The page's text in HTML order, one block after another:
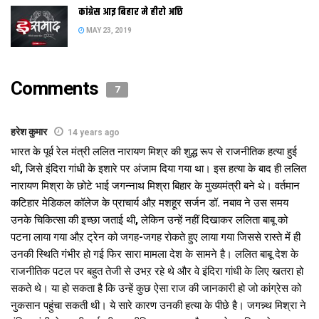
स्थानांतरित कएल गेल। बाद मे एकरा तीसहजारी कोर्ट आनल गेल। जाही
ठाम रोज सुनवाई भ रहल अछि।
सात जनवरी, 1975 कए दर्ज एहि मामलाक सुनवाई तीस हजारी कोर्ट मे कहबा
बढि़ सकल अछि। 1300 हजार पन्ना लिखबाक बावजूद इ आई धरि तय नहि
भ सकल, जे ललित नारायण मिश्रक हत्या के आ किया केलक। पिछला 36
निधन भ चुकल अछि। 17 दिसंबर, 1979 स दिल्ली क तीसहजारी कोर्ट मे
एकर सुनवाई चलि रहल अछि। एहि स पहिने एकर सुनवाई पटना मे चलि रहल
छल। पटना मे भेल सुनवाई क दौरान बचाव पक्ष क मात्र तीन टा गवाहक
गवाही भेल छल।
एहि मामला मे एखन धरि करीब 170 गोटे अपन गवाही द चुकल अछि। एहि मे
जनवरी 1994 स 2002 क बीच कुल आठ टा मे स पांच टा मुख्य आरोपित क
गवाही भेल। एहि मे संतोष आनंद, सुधोव, गोपालजी, अतेश आनंद आ रंजन
द्विवेदी प्रमुख छथि। पत्रकार आ पूर्व मंत्री अरुण शौरीक तक क गवाही
भेल। ओ 1975 मे एहि मामला स संबंधित दू टा आलेख इंडियन एक्सप्रेस मे
लिखने रहथि। एना करि कए अधिकतर गवाह एहि मामला मे कोनो खुलासा
कांग्रेस आइ बिहार मे हीरो अछि
MAY 23, 2019
Comments 7
हरेश कुमार 14 years ago
भारत के पूर्व रेल मंत्री ललित नारायण मिश्र की शुद्ध रूप से राजनीतिक हत्या हुई
थी, जिसे इंदिरा गांधी के इशारे पर अंजाम दिया गया था। इस हत्या के बाद ही ललित
नारायण मिश्रा के छोटे भाई जगन्नाथ मिश्रा बिहार के मुख्यमंत्री बने थे। वर्तमान
कटिहार मेडिकल कॉलेज के प्राचार्य औऱ मशहूर सर्जन डॉ. नबाव ने उस समय
उनके चिकित्सा की इच्छा जताई थी, लेकिन उन्हें नहीं दिखाकर ललिता बाबू को
पटना लाया गया औऱ ट्रेन को जगह-जगह रोकते हुए लाया गया जिससे रास्ते में ही
उनकी स्थिति गंभीर हो गई फिर सारा मामला देश के सामने है। ललित बाबू देश के
राजनीतिक पटल पर बहुत तेजी से उभऱ रहे थे और वे इंदिरा गांधी के लिए खतरा हो
सकते थे। या हो सकता है कि उन्हें कुछ ऐसा राज की जानकारी हो जो कांग्रेस को
नुकसान पहुंचा सकती थी। ये सारे कारण उनकी हत्या के पीछे है। जगन्न्थ मिश्रा ने